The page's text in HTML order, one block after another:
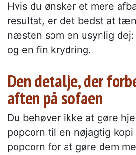
Hvis du ønsker et mere
resultat, er det bedst at
næsten som en usynlig
og en fin krydring.
Den detalje, der
aften på sofaen
Du behøver ikke at gøre
popcorn til en nøjagtig
popcorn for at gøre dem